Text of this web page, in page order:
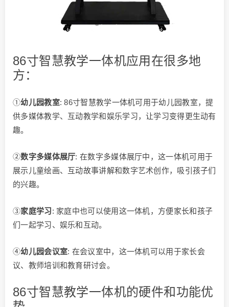
86寸智慧教学一体机应用在很多地
方：
①幼儿园教室: 86寸智慧教学一体机可用于幼儿园教室，提
供多媒体教学、互动教学和娱乐学习，让学习变得更生动有
趣。
②数字多媒体展厅: 在数字多媒体展厅中，这一体机可用于
展示儿童绘画、互动故事讲解和数字艺术创作，吸引孩子们
的兴趣。
③家庭学习: 家庭中也可以使用这一体机，方便家长和孩子
们一起学习、娱乐和互动。
④幼儿园会议室: 在会议室中，这一体机可以用于家长会
议、教师培训和教育研讨会。
86寸智慧教学一体机的硬件和功能优